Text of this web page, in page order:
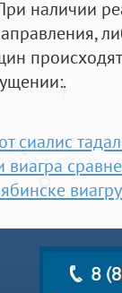
наличии
сиалис
виагра